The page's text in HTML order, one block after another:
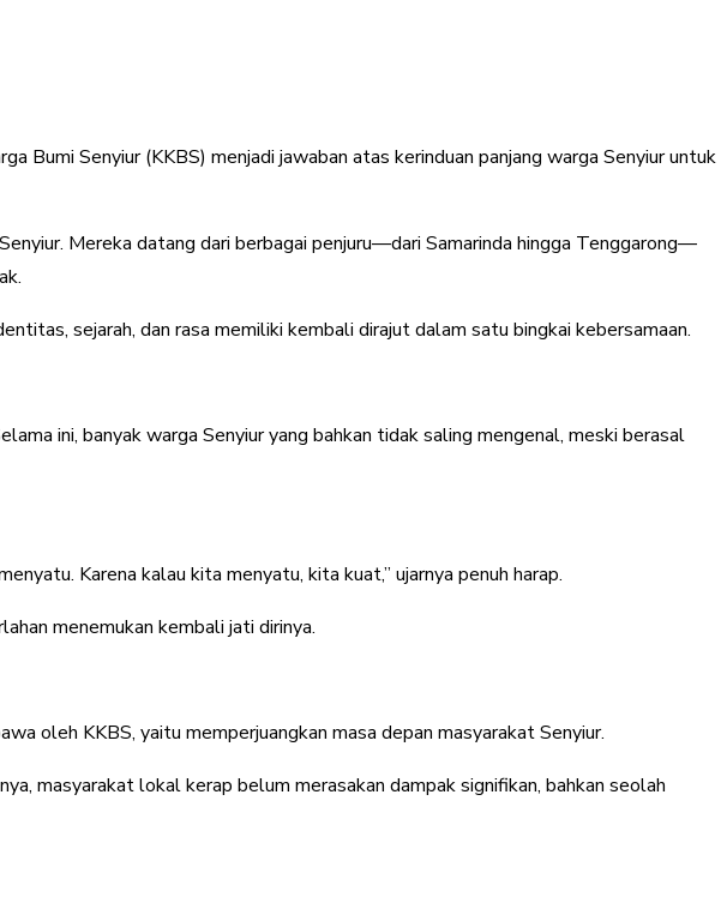
Bumi Senyiur (KKBS) menjadi jawaban atas kerinduan panjang warga Senyiur untuk
Mereka datang dari berbagai penjuru—dari Samarinda hingga Tenggarong—
sejarah, dan rasa memiliki kembali dirajut dalam satu bingkai kebersamaan.
ini, banyak warga Senyiur yang bahkan tidak saling mengenal, meski berasal
Karena kalau kita menyatu, kita kuat,” ujarnya penuh harap.
menemukan kembali jati dirinya.
oleh KKBS, yaitu memperjuangkan masa depan masyarakat Senyiur.
masyarakat lokal kerap belum merasakan dampak signifikan, bahkan seolah